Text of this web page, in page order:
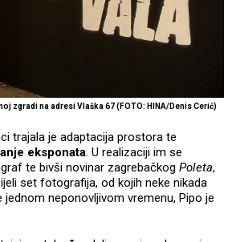
zgradi na adresi Vlaška 67 (FOTO: HINA/Denis Cerić)
trajala je adaptacija prostora te
eksponata. U realizaciji im se
te bivši novinar zagrebačkog Poleta,
set fotografija, od kojih neke nikada
jednom neponovljivom vremenu, Pipo je